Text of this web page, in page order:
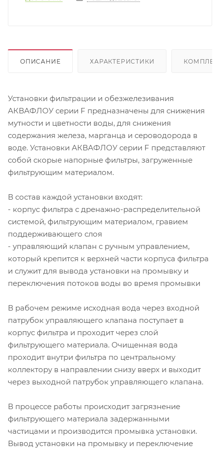
ОПИСАНИЕ ХАРАКТЕРИСТИКИ
Установки фильтрации и обезжелезивания
АКВАФЛОУ серии F предназначены для снижения
мутности и цветности воды, для снижения
содержания железа, марганца и сероводорода в
воде. Установки АКВАФЛОУ серии F представляют
собой скорые напорные фильтры, загруженные
фильтрующим материалом.
В состав каждой установки входят:
- корпус фильтра с дренажно-распределительной
системой, фильтрующим материалом, гравием
поддерживающего слоя
- управляющий клапан с ручным управлением,
который крепится к верхней части корпуса фильтра
и служит для вывода установки на промывку и
переключения потоков воды во время промывки
В рабочем режиме исходная вода через входной
патрубок управляющего клапана поступает в
корпус фильтра и проходит через слой
фильтрующего материала. Очищенная вода
проходит внутри фильтра по центральному
коллектору в направлении снизу вверх и выходит
через выходной патрубок управляющего клапана.
В процессе работы происходит загрязнение
фильтрующего материала задержанными
частицами и производится промывка установки.
Вывод установки на промывку и переключение